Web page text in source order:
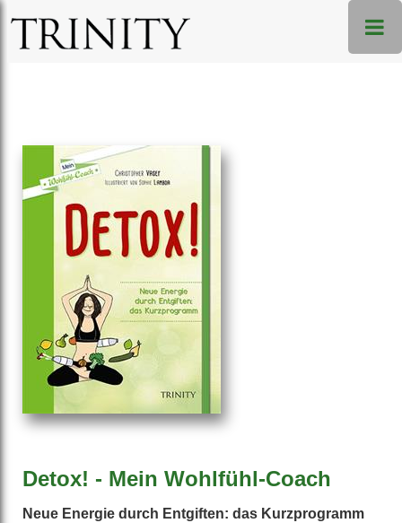
Detox! - Mein Wohlfühl-Coach
Neue Energie durch Entgiften: das Kurzprogramm